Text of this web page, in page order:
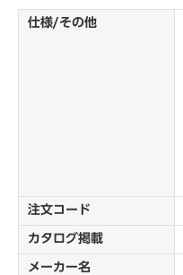
仕様/その他
注文コード
カタログ掲載
メーカー名